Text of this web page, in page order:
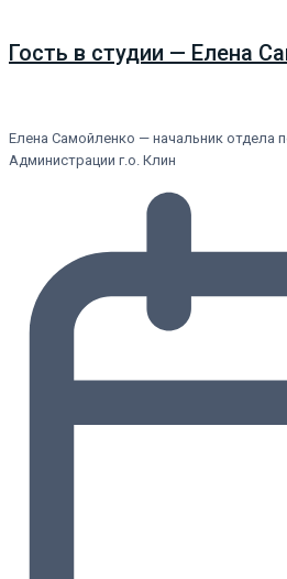
Гость в студии — Елена
Елена Самойленко — начальник отдела
Администрации г.о. Клин